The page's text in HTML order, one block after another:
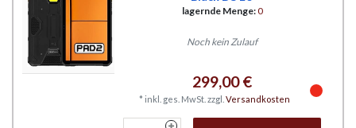
lagernde Menge:0
Noch kein Zulauf
299,00 €
* inkl. ges. MwSt. zzgl. Versandkosten